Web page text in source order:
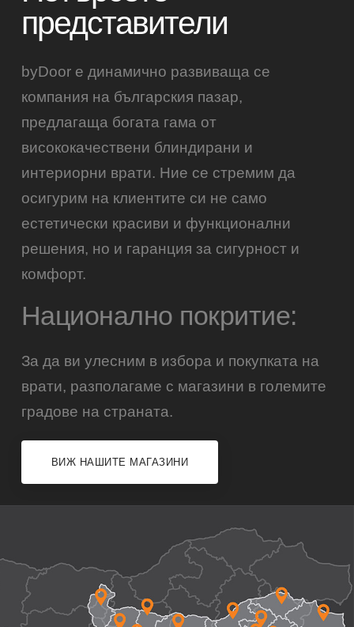
представители
byDoor е динамично развиваща се
компания на българския пазар,
предлагаща богата гама от
висококачествени блиндирани и
интериорни врати. Ние се стремим да
осигурим на клиентите си не само
естетически красиви и функционални
решения, но и гаранция за сигурност и
комфорт.
Национално покритие:
За да ви улесним в избора и покупката на
врати, разполагаме с магазини в големите
градове на страната.
ВИЖ НАШИТЕ МАГАЗИНИ